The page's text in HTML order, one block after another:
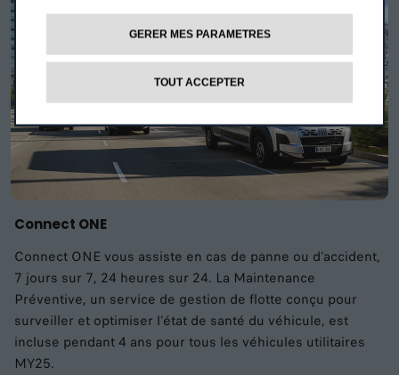
Connect ONE
Connect ONE vous assiste en cas de panne ou d’accident,
7 jours sur 7, 24 heures sur 24. La Maintenance
Préventive, un service de gestion de flotte conçu pour
surveiller et optimiser l’état de santé du véhicule, est
incluse pendant 4 ans pour tous les véhicules utilitaires
MY25.
GERER MES PARAMETRES
TOUT ACCEPTER